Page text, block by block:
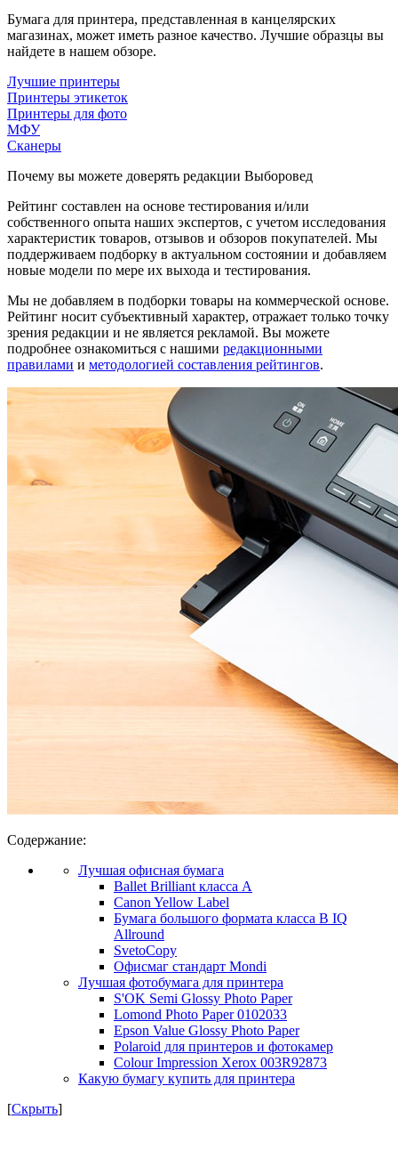
Бумага для принтера, представленная в канцелярских
магазинах, может иметь разное качество. Лучшие образцы вы
найдете в нашем обзоре.
Лучшие принтеры
Принтеры этикеток
Принтеры для фото
МФУ
Сканеры
Почему вы можете доверять редакции Выборовед
Рейтинг составлен на основе тестирования и/или
собственного опыта наших экспертов, с учетом исследования
характеристик товаров, отзывов и обзоров покупателей. Мы
поддерживаем подборку в актуальном состоянии и добавляем
новые модели по мере их выхода и тестирования.
Мы не добавляем в подборки товары на коммерческой основе.
Рейтинг носит субъективный характер, отражает только точку
зрения редакции и не является рекламой. Вы можете
подробнее ознакомиться с нашими редакционными
правилами и методологией составления рейтингов.
Содержание:
Лучшая офисная бумага
Ballet Brilliant класса А
Canon Yellow Label
Бумага большого формата класса В IQ
Allround
SvetoCopy
Офисмаг стандарт Mondi
Лучшая фотобумага для принтера
S'OK Semi Glossy Photo Paper
Lomond Photo Paper 0102033
Epson Value Glossy Photo Paper
Polaroid для принтеров и фотокамер
Colour Impression Xerox 003R92873
Какую бумагу купить для принтера
[Скрыть]